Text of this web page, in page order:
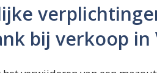
bij verkoop in